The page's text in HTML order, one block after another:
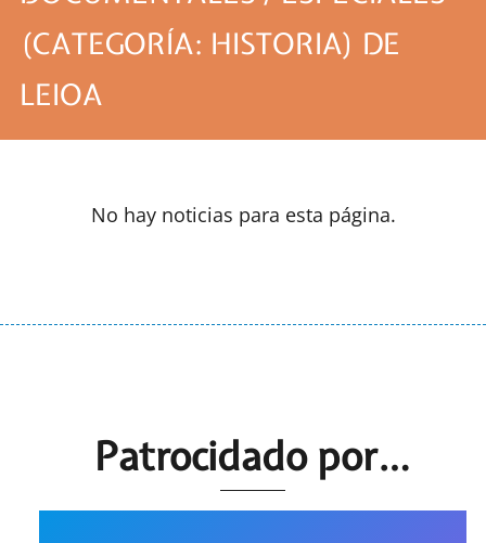
(CATEGORÍA: HISTORIA) DE
LEIOA
No hay noticias para esta página.
Patrocidado por…